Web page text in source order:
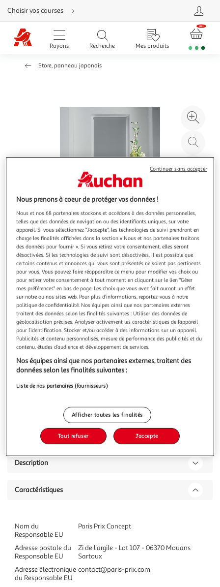
Aller
directement
au
contenu
Aller
directement
Aller
Choisir vos courses
Rayons Recherche Mes produits
Store, panneau japonais
à
Illustration
précédente
Illustration
suivante
DOUCEUR D'INTÉRIEUR
Store enrouleur occultant occult 90x180cm gris
Informations Techniques : Dimensions : L. 90 x H. 180 cm
Matière : Polyester Spécificités : Pratique et tendance Facile
à poser Poids : 0,650 kg Couleur : Gris
En savoir +
Vendu par Paris Prix
Livr. ou retrait dès 3/4 jours
A partir de 7,99€
Plus d'options
Description
Caractéristiques
Nom du
Responsable EU
Paris Prix Concept
Adresse postale du
Responsable EU
Zi de l'argile - Lot 107 - 06370 Mouans
Sartoux
Adresse électronique
du Responsable EU
contact@paris-prix.com
Nous prenons à coeur de protéger vos données !
Nous et nos 68 partenaires stockons et accédons à des données personnelles,
telles que des données de navigation ou des identifiants uniques, sur votre
appareil. Si vous sélectionnez "J'accepte", les technologies de suivi prendront en
charge les finalités affichées dans la section « Nous et nos partenaires traitons
des données pour fournir ». Si vous retirez votre consentement, elles seront
désactivées. Si les technologies de suivi sont désactivées, il est possible que
certains contenus et annonces qui vous sont présentés ne soient pas pertinents
pour vous. Vous pouvez faire réapparaître ce menu pour modifier vos choix ou
pour retirer votre consentement à tout moment en cliquant sur le lien "Gérer
mes préférences" en bas de page. Les choix que vous avez fait auront un effet
sur notre ou nos sites web. Pour plus d’informations, reportez-vous à notre
politique de confidentialité. Nos équipes ainsi que nos partenaires externes
traitent des données selon les finalités suivantes : Utiliser des données de
géolocalisation précises. Analyser activement les caractéristiques de l’appareil
pour l’identification. Stocker et/ou accéder à des informations sur un appareil.
Publicités et contenu personnalisés, mesure de performance des publicités et du
contenu, études d’audience et développement de services.
Nos équipes ainsi que nos partenaires externes, traitent des
données selon les finalités suivantes :
Liste de nos partenaires (fournisseurs)
Afficher toutes les finalités
Tout refuser J'accepte
Continuer sans accepter